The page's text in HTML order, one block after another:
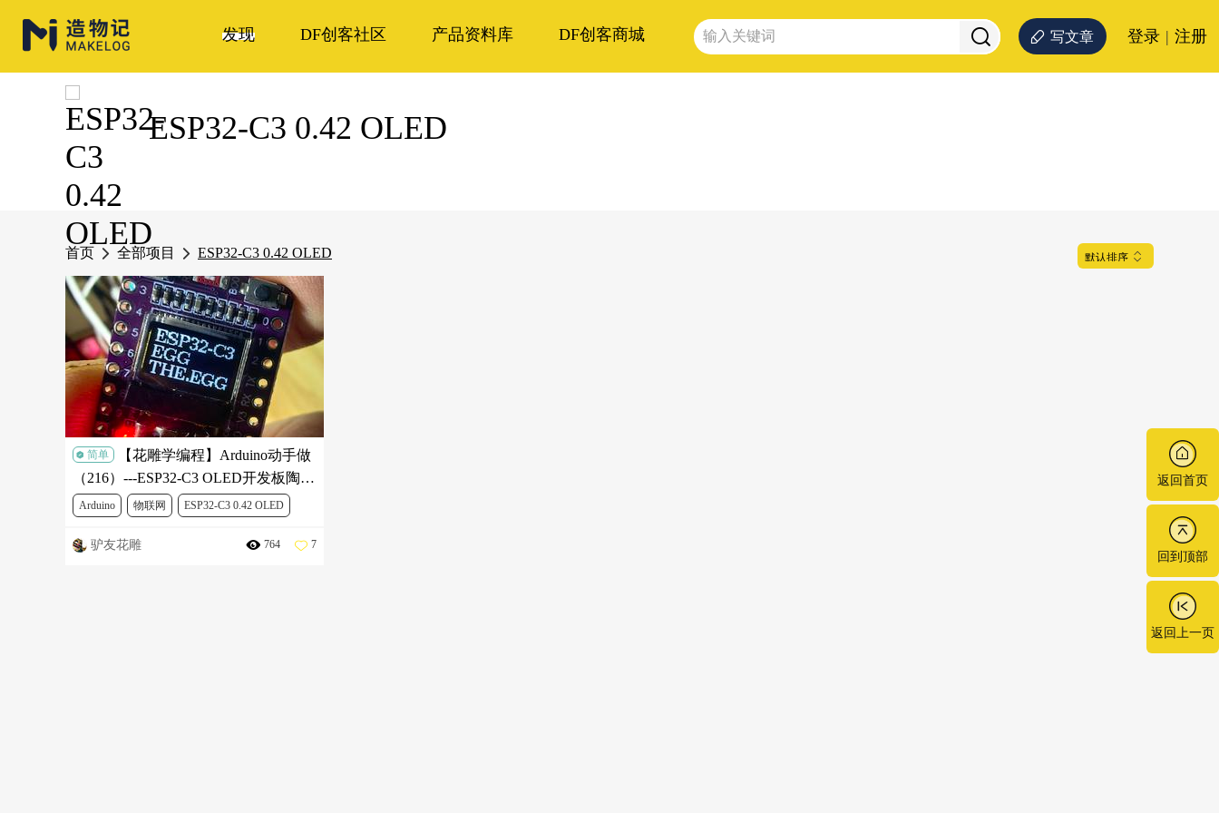
发现 DF创客社区 产品资料库 DF创客商城 写文章 登录 | 注册
返回首页
回到顶部
返回上一页
ESP32-C3 0.42 OLED
首页 全部项目 ESP32-C3 0.42 OLED
简单
【花雕学编程】Arduino动手做
（216）---ESP32-C3 OLED开发板陶瓷
天线 ESP32开发板 wifi蓝牙 0.42寸屏幕
Arduino 物联网 ESP32-C3 0.42 OLED
开发板 wifi蓝牙 0.42寸屏幕
驴友花雕 764 7